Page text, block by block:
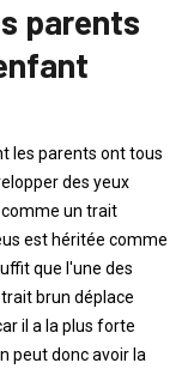
parents
les parents ont tous
des yeux
comme un trait
est héritée comme
que l'une des
brun déplace
il a la plus forte
peut donc avoir la